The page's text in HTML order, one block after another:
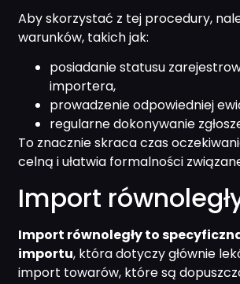
Aby skorzystać z tej procedury,
warunków, takich jak:
posiadanie statusu
importera,
prowadzenie odpowiedniej
regularne dokonywanie
To znacznie skraca czas
celną i ułatwia formalności
Import
Import równoległy to
importu, która dotyczy głównie
import towarów, które są